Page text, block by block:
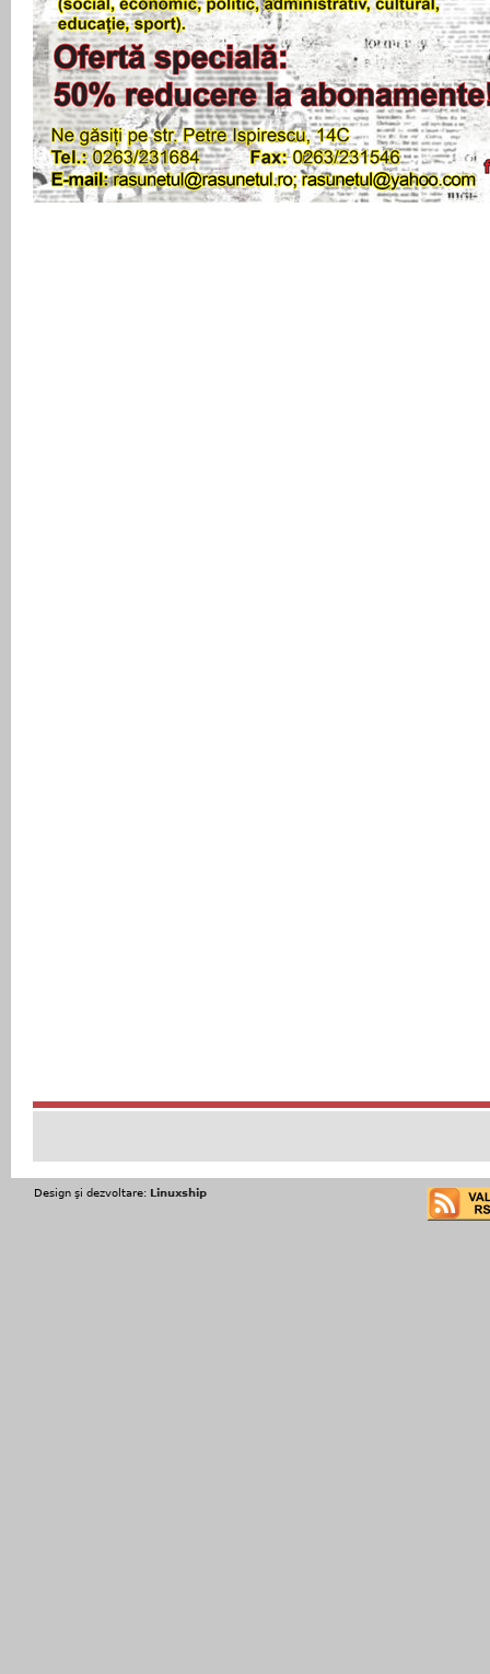
Design şi dezvoltare: Linuxship